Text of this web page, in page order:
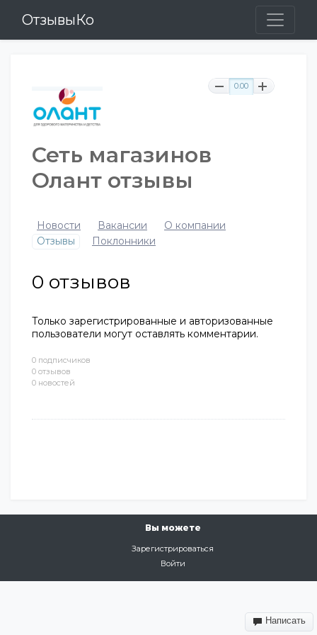
ОтзывыКо
0 подписчиков
0 отзывов
0 новостей
0.00
Сеть магазинов
Олант отзывы
Новости Вакансии
О компании
Отзывы
Поклонники
0 отзывов
Только зарегистрированные и авторизованные
пользователи могут оставлять комментарии.
Вы можете
Зарегистрироваться
Войти
Написать